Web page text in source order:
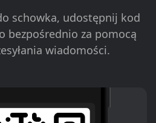
schowka, udostępnij kod
bezpośrednio za pomocą
wiadomości.